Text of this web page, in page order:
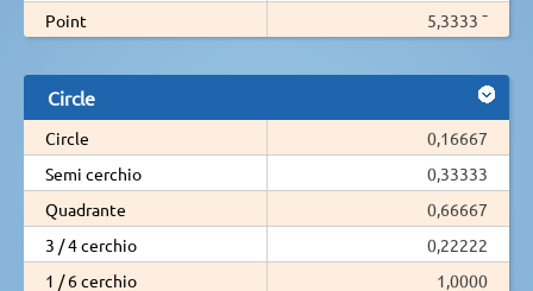
Point
5,3333 ¯
Circle
Circle
0,16667
Semi cerchio
0,33333
Quadrante
0,66667
3 / 4 cerchio
0,22222
1 / 6 cerchio
1,0000